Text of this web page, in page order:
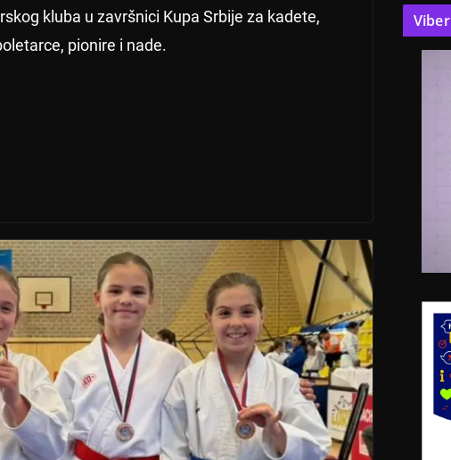
kluba u završnici Kupa Srbije za kadete,
pionire i nade.
Viber